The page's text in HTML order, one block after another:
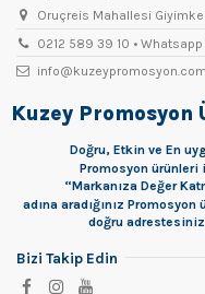
Oruçreis Mahallesi
0212 589 39 10 •
info@kuzeypromosyon.com
Kuzey Promosyon
Doğru, Etkin ve En
Promosyon ürünleri
“Markanıza Değer
adına aradığınız
doğru
Bizi Takip Edin